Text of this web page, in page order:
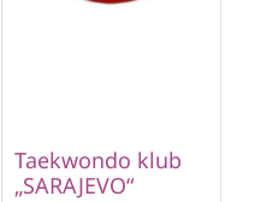
Taekwondo klub
„SARAJEVO“